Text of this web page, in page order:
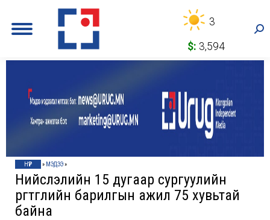
3
$: 3,594
НҮҮР » МЭДЭЭ»
Нийслэлийн 15 дугаар сургуулийн
өргөтгөлийн барилгын ажил 75 хувьтай
байна